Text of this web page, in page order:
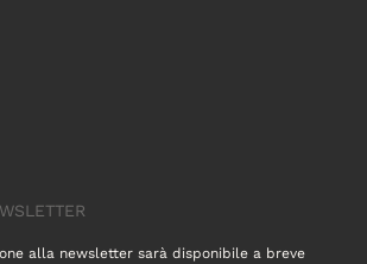
alla newsletter sarà disponibile a breve